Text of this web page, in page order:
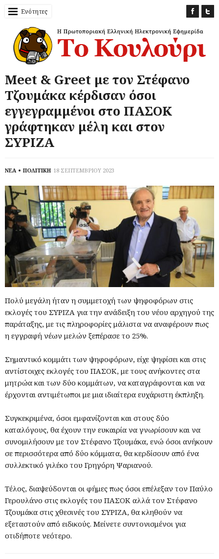
Ενότητες
Meet & Greet με τον Στέφανο
Τζουμάκα κέρδισαν όσοι
εγγεγραμμένοι στο ΠΑΣΟΚ
γράφτηκαν μέλη και στον
ΣΥΡΙΖΑ
ΝΕΑ ΠΟΛΙΤΙΚΗ 18 ΣΕΠΤΕΜΒΡΙΟΥ 2023
Πολύ μεγάλη ήταν η συμμετοχή των ψηφοφόρων στις
εκλογές του ΣΥΡΙΖΑ για την ανάδειξη του νέου αρχηγού της
παράταξης, με τις πληροφορίες μάλιστα να αναφέρουν πως
η εγγραφή νέων μελών ξεπέρασε το 25%.
Σημαντικό κομμάτι των ψηφοφόρων, είχε ψηφίσει και στις
αντίστοιχες εκλογές του ΠΑΣΟΚ, με τους ανήκοντες στα
μητρώα και των δύο κομμάτων, να καταγράφονται και να
έρχονται αντιμέτωποι με μια ιδιαίτερα ευχάριστη έκπληξη.
Συγκεκριμένα, όσοι εμφανίζονται και στους δύο
καταλόγους, θα έχουν την ευκαιρία να γνωρίσουν και να
συνομιλήσουν με τον Στέφανο Τζουμάκα, ενώ όσοι ανήκουν
σε περισσότερα από δύο κόμματα, θα κερδίσουν από ένα
συλλεκτικό γιλέκο του Γρηγόρη Ψαριανού.
Τέλος, διαψεύδονται οι φήμες πως όσοι επέλεξαν τον Παύλο
Γερουλάνο στις εκλογές του ΠΑΣΟΚ αλλά τον Στέφανο
Τζουμάκα στις χθεσινές του ΣΥΡΙΖΑ, θα κληθούν να
εξεταστούν από ειδικούς. Μείνετε συντονισμένοι για
οτιδήποτε νεότερο.